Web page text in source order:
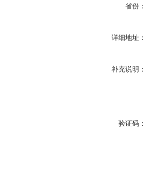
省份
详细地址
补充说明
验证码